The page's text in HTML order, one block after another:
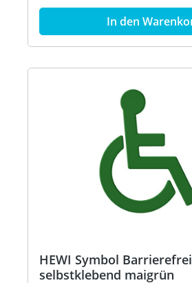
In den
HEWI Symbol
selbstklebend maigrün